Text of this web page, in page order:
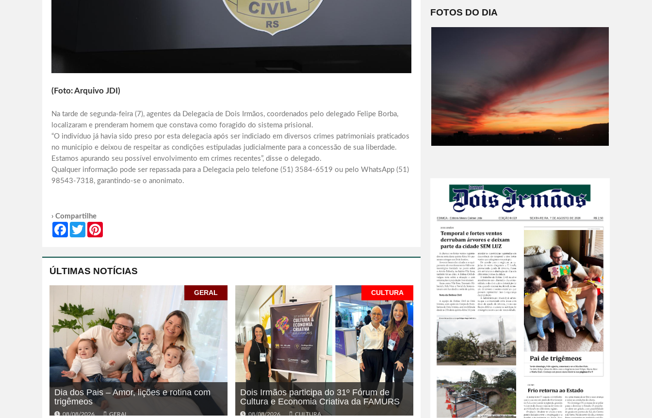
(Foto: Arquivo JDI)
Na tarde de segunda-feira (7), agentes da Delegacia de Dois Irmãos, coordenados pelo delegado Felipe Borba,
localizaram e prenderam homem que constava como foragido do sistema prisional.
“O indivíduo já havia sido preso por esta delegacia após ser indiciado em diversos crimes patrimoniais praticados
no município e deixou de respeitar as condições estipuladas judicialmente para a concessão de sua liberdade.
Estamos apurando seu possível envolvimento em crimes recentes”, disse o delegado.
Qualquer informação pode ser repassada para a Delegacia pelo telefone (51) 3584-6519 ou pelo WhatsApp (51)
98543-7318, garantindo-se o anonimato.
› Compartilhe
FacebookTwitter
ÚLTIMAS NOTÍCIAS
GERAL
Dia dos Pais – Amor, lições e rotina com
trigêmeos
08/08/2026 GERAL
CULTURA
Dois Irmãos participa do 31º Fórum de
Cultura e Economia Criativa da FAMURS
08/08/2026 CULTURA
FOTOS DO DIA